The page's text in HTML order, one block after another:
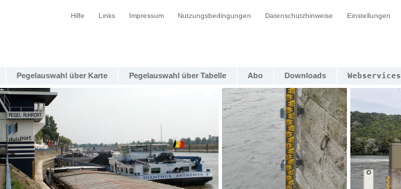
Hilfe Links Impressum Nutzungsbedingungen Datenschutzhinweise Einstellungen
Pegelauswahl über Karte Pegelauswahl über Tabelle Abo Downloads Webservices